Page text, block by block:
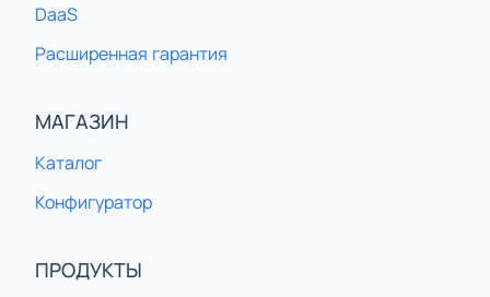
DaaS
Расширенная гарантия
МАГАЗИН
Каталог
Конфигуратор
ПРОДУКТЫ